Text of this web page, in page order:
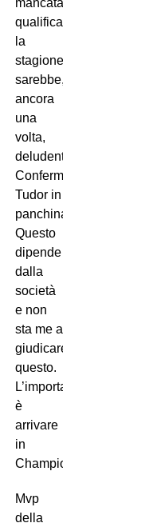
mancata
qualificazione
la
stagione
sarebbe,
ancora
una
volta,
deludente.
Confermeresti
Tudor in
panchina?
Questo
dipende
dalla
società
e non
sta me a
giudicare
questo.
L’importante
è
arrivare
in
Champions”.
Mvp
della